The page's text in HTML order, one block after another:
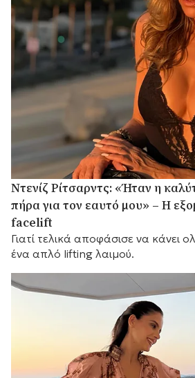
Ντενίζ Ρίτσαρντς: «Ήταν η
πήρα για τον εαυτό μου» – Η
facelift
Γιατί τελικά αποφάσισε να κάνει
ένα απλό lifting λαιμού.